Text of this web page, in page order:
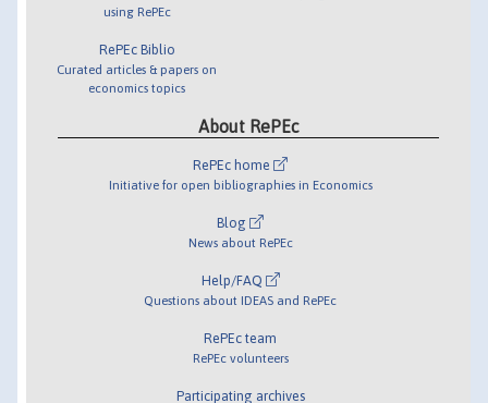
using RePEc
RePEc Biblio
Curated articles & papers on
economics topics
About RePEc
RePEc home
Initiative for open bibliographies in Economics
Blog
News about RePEc
Help/FAQ
Questions about IDEAS and RePEc
RePEc team
RePEc volunteers
Participating archives